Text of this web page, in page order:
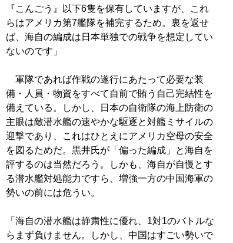
『こんごう』以下6隻を保有していますが、これ
らはアメリカ第7艦隊を補完するため。裏を返せ
ば、海自の編成は日本単独での戦争を想定してい
ないのです」
軍隊であれば作戦の遂行にあたって必要な装
備・人員・物資をすべて自前で賄う自己完結性を
備えている。しかし、日本の自衛隊の海上防衛の
主眼は敵潜水艦の速やかな駆逐と対艦ミサイルの
迎撃であり、これはひとえにアメリカ空母の安全
を図るためだ。黒井氏が「偏った編成」と海自を
評するのは当然だろう。しかも、海自が自慢とす
る潜水艦対処能力ですら、増強一方の中国海軍の
勢いの前には危うい。
「海自の潜水艦は静粛性に優れ、1対1のバトルな
らまず負けません。しかし、中国はすごい勢いで